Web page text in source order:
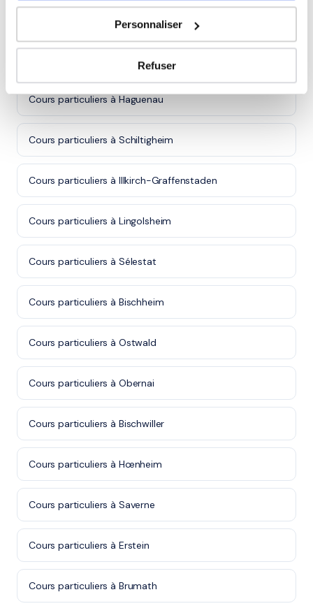
Personnaliser
Refuser
Autres villes dans le 67
Cours particuliers à Strasbourg
Cours particuliers à Haguenau
Cours particuliers à Schiltigheim
Cours particuliers à Illkirch-Graffenstaden
Cours particuliers à Lingolsheim
Cours particuliers à Sélestat
Cours particuliers à Bischheim
Cours particuliers à Ostwald
Cours particuliers à Obernai
Cours particuliers à Bischwiller
Cours particuliers à Hœnheim
Cours particuliers à Saverne
Cours particuliers à Erstein
Cours particuliers à Brumath